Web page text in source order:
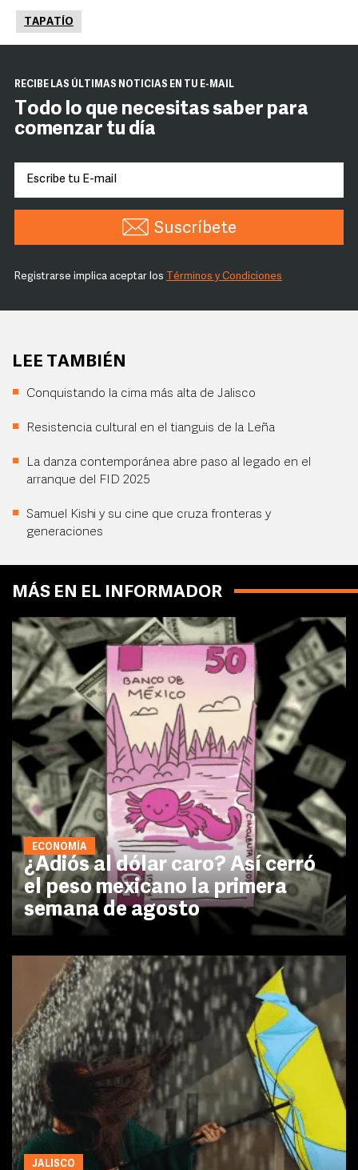
TAPATÍO
RECIBE LAS ÚLTIMAS NOTICIAS EN TU E-MAIL
Todo lo que necesitas saber para
comenzar tu día
Suscríbete
Registrarse implica aceptar los Términos y Condiciones
LEE TAMBIÉN
Conquistando la cima más alta de Jalisco
Resistencia cultural en el tianguis de la Leña
La danza contemporánea abre paso al legado en el
arranque del FID 2025
Samuel Kishi y su cine que cruza fronteras y
generaciones
MÁS EN EL INFORMADOR
ECONOMÍA
¿Adiós al dólar caro? Así cerró
el peso mexicano la primera
semana de agosto
JALISCO